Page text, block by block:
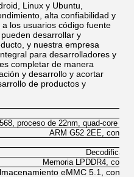
Linux y Ubuntu,
alta confiabilidad y
los usuarios código fuente
desarrollar y
y nuestra empresa
para desarrolladores y
completar de manera
y desarrollo y acortar
de productos y
proceso de 22nm, quad-core
ARM G52 2EE, con
Memoria LPDDR4, con
eMMC 5.1, con